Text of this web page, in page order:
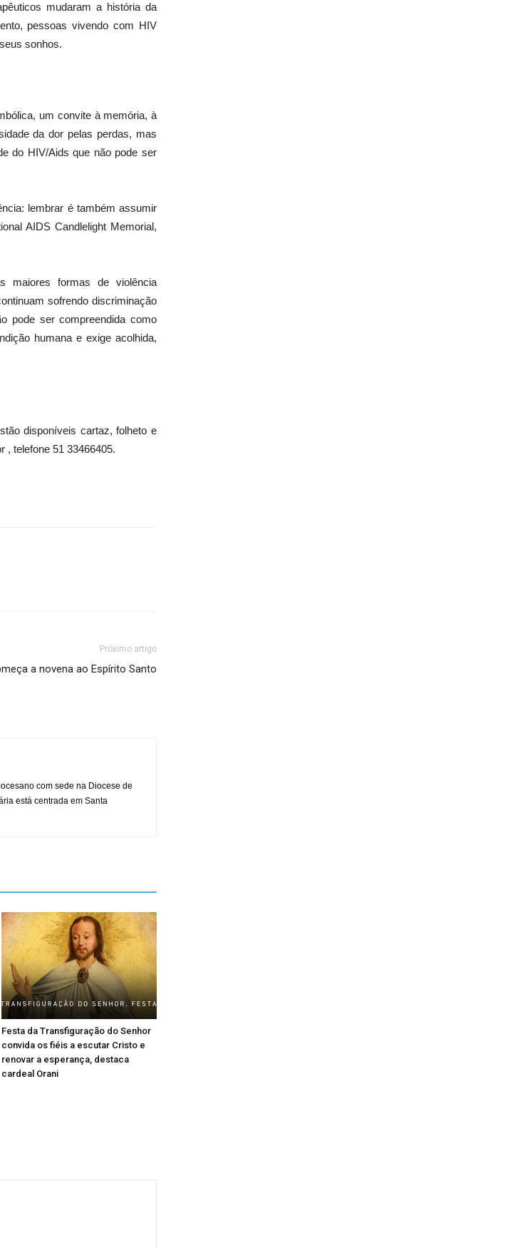
mudaram a história da
pessoas vivendo com HIV
sonhos.
um convite à memória, à
da dor pelas perdas, mas
do HIV/Aids que não pode ser
lembrar é também assumir
AIDS Candlelight Memorial,
maiores formas de violência
sofrendo discriminação
pode ser compreendida como
humana e exige acolhida,
disponíveis cartaz, folheto e
, telefone 51 33466405.
Próximo artigo
a novena ao Espírito Santo
com sede na Diocese de
está centrada em Santa
Festa da Transfiguração do Senhor
convida os fiéis a escutar Cristo e
renovar a esperança, destaca
cardeal Orani